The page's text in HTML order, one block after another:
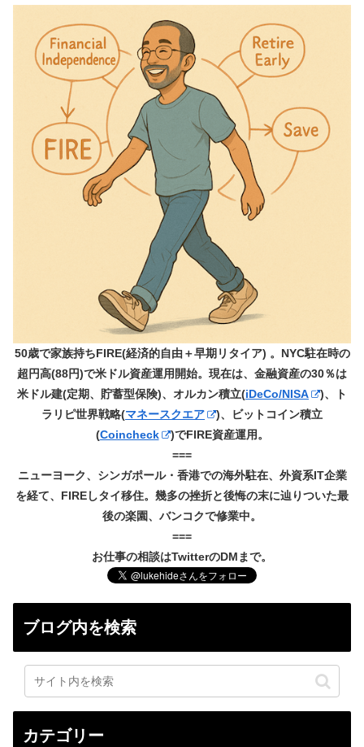
50歳で家族持ちFIRE(経済的自由＋早期リタイア) 。NYC駐在時の
超円高(88円)で米ドル資産運用開始。現在は、金融資産の30％は
米ドル建(定期、貯蓄型保険)、オルカン積立(iDeCo/NISA
)、ト
ラリピ世界戦略(マネースクエア
)、ビットコイン積立
(Coincheck
)でFIRE資産運用。
===
ニューヨーク、シンガポール・香港での海外駐在、外資系IT企業
を経て、FIREしタイ移住。幾多の挫折と後悔の末に辿りついた最
後の楽園、バンコクで修業中。
===
お仕事の相談はTwitterのDMまで。
ブログ内を検索
カテゴリー